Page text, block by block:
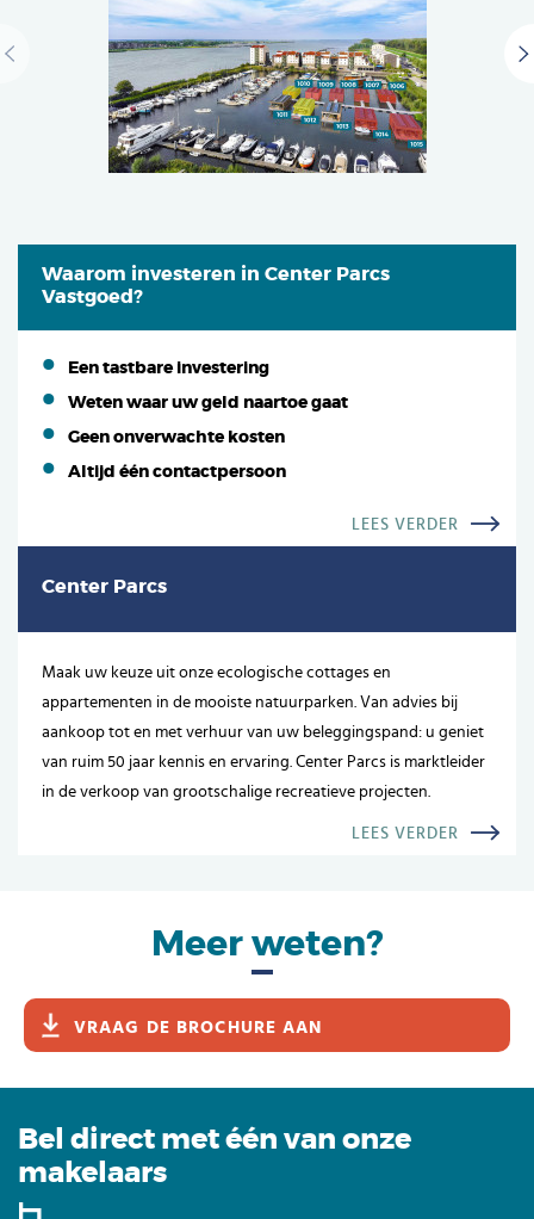
Waarom investeren in Center Parcs
Vastgoed?
Een tastbare investering
Weten waar uw geld naartoe gaat
Geen onverwachte kosten
Altijd één contactpersoon
LEES VERDER
Center Parcs
Maak uw keuze uit onze ecologische cottages en
appartementen in de mooiste natuurparken. Van advies bij
aankoop tot en met verhuur van uw beleggingspand: u geniet
van ruim 50 jaar kennis en ervaring. Center Parcs is marktleider
in de verkoop van grootschalige recreatieve projecten.
LEES VERDER
Meer weten?
VRAAG DE BROCHURE AAN
Bel direct met één van onze
makelaars